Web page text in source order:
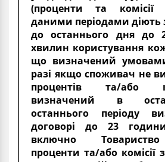
(проценти та комісії
даними періодами діють
до останнього дня до
хвилин користування
що визначений
разі якщо споживач не
процентів та/або
визначений в
останнього періоду
договорі до 23
включно
проценти та/або комісії